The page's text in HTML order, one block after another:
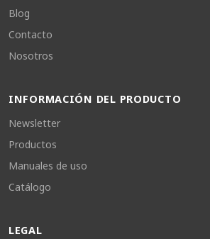
Blog
Contacto
Nosotros
INFORMACIÓN DEL PRODUCTO
Newsletter
Productos
Manuales de uso
Catálogo
LEGAL